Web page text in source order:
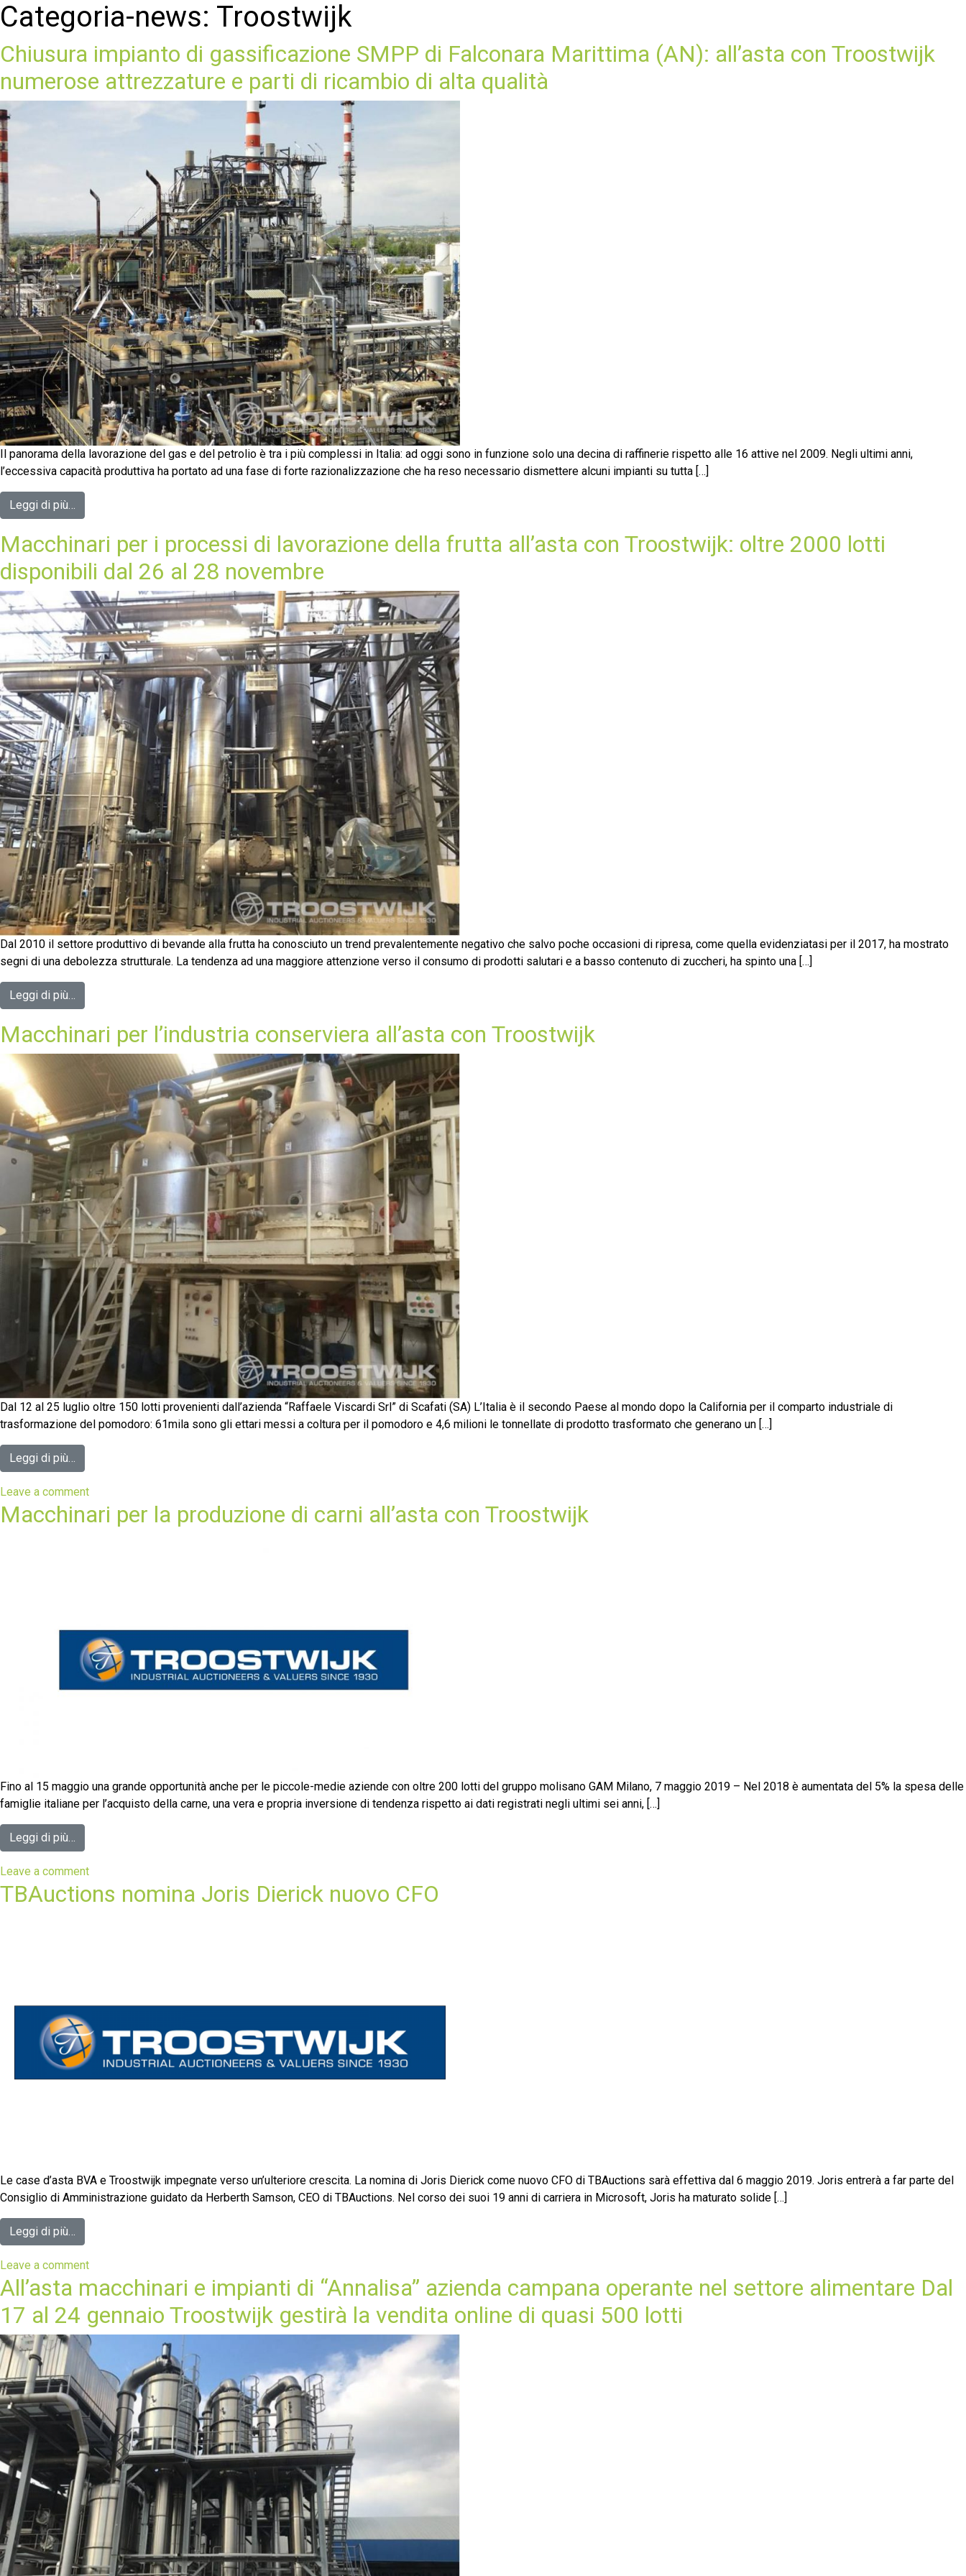
Categoria-news: Troostwijk
Chiusura impianto di gassificazione SMPP di Falconara Marittima (AN): all’asta con Troostwijk
numerose attrezzature e parti di ricambio di alta qualità
Il panorama della lavorazione del gas e del petrolio è tra i più complessi in Italia: ad oggi sono in funzione solo una decina di raffinerie rispetto alle 16 attive nel 2009. Negli ultimi anni,
l’eccessiva capacità produttiva ha portato ad una fase di forte razionalizzazione che ha reso necessario dismettere alcuni impianti su tutta […]
Leggi di più…
Macchinari per i processi di lavorazione della frutta all’asta con Troostwijk: oltre 2000 lotti
disponibili dal 26 al 28 novembre
Dal 2010 il settore produttivo di bevande alla frutta ha conosciuto un trend prevalentemente negativo che salvo poche occasioni di ripresa, come quella evidenziatasi per il 2017, ha mostrato
segni di una debolezza strutturale. La tendenza ad una maggiore attenzione verso il consumo di prodotti salutari e a basso contenuto di zuccheri, ha spinto una […]
Leggi di più…
Macchinari per l’industria conserviera all’asta con Troostwijk
Dal 12 al 25 luglio oltre 150 lotti provenienti dall’azienda “Raffaele Viscardi Srl” di Scafati (SA) L’Italia è il secondo Paese al mondo dopo la California per il comparto industriale di
trasformazione del pomodoro: 61mila sono gli ettari messi a coltura per il pomodoro e 4,6 milioni le tonnellate di prodotto trasformato che generano un […]
Leggi di più…
Leave a comment
Macchinari per la produzione di carni all’asta con Troostwijk
Fino al 15 maggio una grande opportunità anche per le piccole-medie aziende con oltre 200 lotti del gruppo molisano GAM Milano, 7 maggio 2019 – Nel 2018 è aumentata del 5% la spesa delle
famiglie italiane per l’acquisto della carne, una vera e propria inversione di tendenza rispetto ai dati registrati negli ultimi sei anni, […]
Leggi di più…
Leave a comment
TBAuctions nomina Joris Dierick nuovo CFO
Le case d’asta BVA e Troostwijk impegnate verso un’ulteriore crescita. La nomina di Joris Dierick come nuovo CFO di TBAuctions sarà effettiva dal 6 maggio 2019. Joris entrerà a far parte del
Consiglio di Amministrazione guidato da Herberth Samson, CEO di TBAuctions. Nel corso dei suoi 19 anni di carriera in Microsoft, Joris ha maturato solide […]
Leggi di più…
Leave a comment
All’asta macchinari e impianti di “Annalisa” azienda campana operante nel settore alimentare Dal
17 al 24 gennaio Troostwijk gestirà la vendita online di quasi 500 lotti